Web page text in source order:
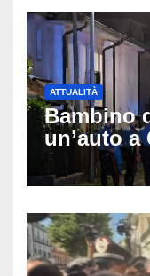
ATTUALITÀ
Bambino
un’auto a
Montello: